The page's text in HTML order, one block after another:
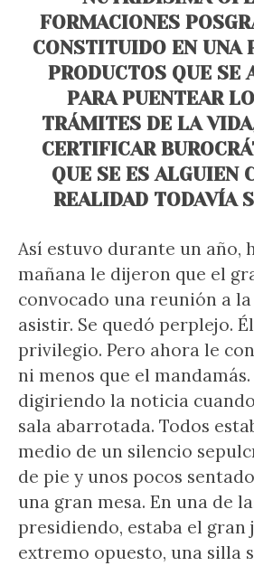
FORMACIONES
CONSTITUIDO EN UNA
PRODUCTOS QUE SE
PARA PUENTEAR
TRÁMITES DE LA
CERTIFICAR
QUE SE ES ALGUIEN
REALIDAD TODAVÍA
Así estuvo durante un año,
mañana le dijeron que el
convocado una reunión a
asistir. Se quedó perplejo.
privilegio. Pero ahora le
ni menos que el
digiriendo la noticia
sala abarrotada. Todos
medio de un silencio
de pie y unos pocos
una gran mesa. En una de
presidiendo, estaba el gran
extremo opuesto, una silla